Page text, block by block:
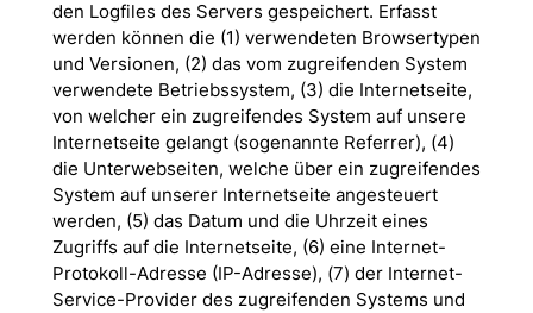
den Logfiles des Servers gespeichert. Erfasst
werden können die (1) verwendeten Browsertypen
und Versionen, (2) das vom zugreifenden System
verwendete Betriebssystem, (3) die Internetseite,
von welcher ein zugreifendes System auf unsere
Internetseite gelangt (sogenannte Referrer), (4)
die Unterwebseiten, welche über ein zugreifendes
System auf unserer Internetseite angesteuert
werden, (5) das Datum und die Uhrzeit eines
Zugriffs auf die Internetseite, (6) eine Internet-
Protokoll-Adresse (IP-Adresse), (7) der Internet-
Service-Provider des zugreifenden Systems und